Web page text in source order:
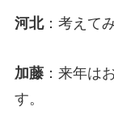
河北：考えて
加藤 ：来年は
す。